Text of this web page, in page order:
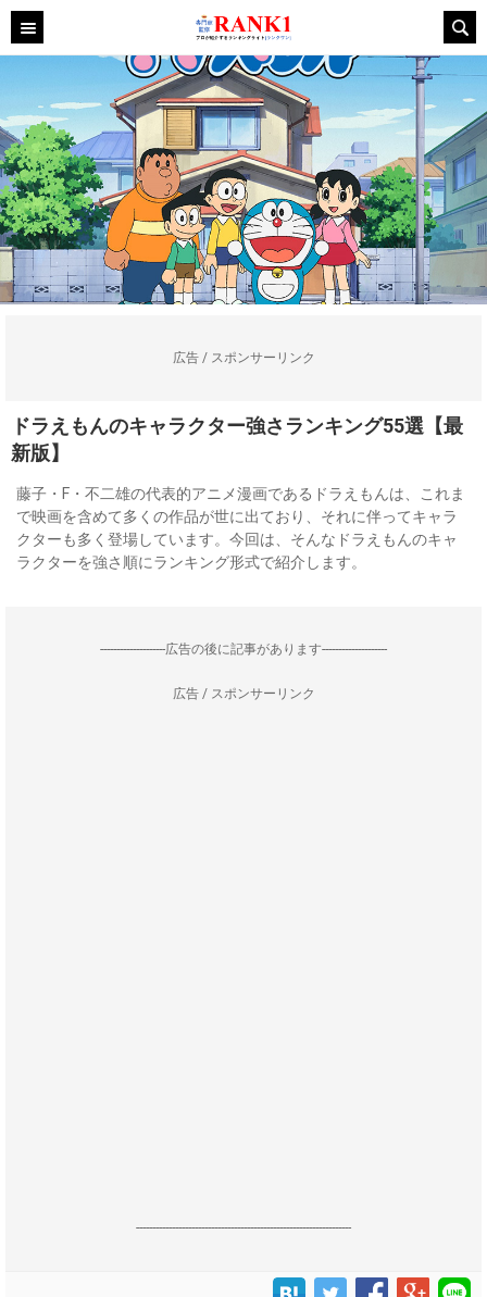
広告 / スポンサーリンク
ドラえもんのキャラクター強さランキング55選【最
新版】
藤子・F・不二雄の代表的アニメ漫画であるドラえもんは、これま
で映画を含めて多くの作品が世に出ており、それに伴ってキャラ
クターも多く登場しています。今回は、そんなドラえもんのキャ
ラクターを強さ順にランキング形式で紹介します。
--------------------広告の後に記事があります--------------------
広告 / スポンサーリンク
------------------------------------------------------------------